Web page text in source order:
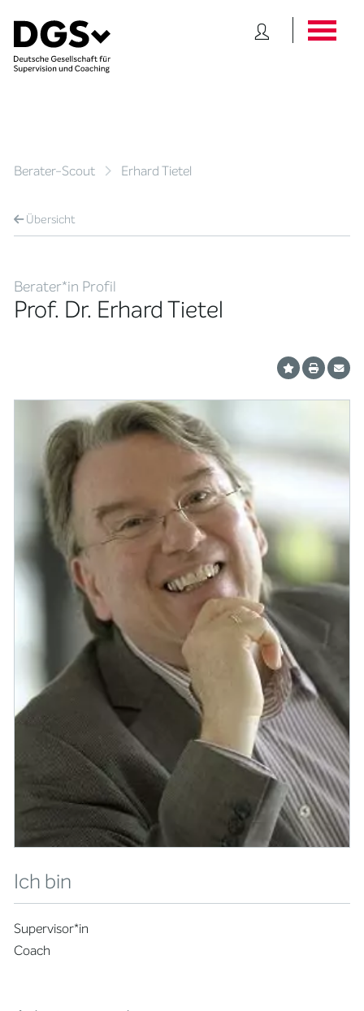
Berater-Scout Erhard Tietel
Übersicht
Berater*in Profil
Prof. Dr. Erhard Tietel
Ich bin
Supervisor*in
Coach